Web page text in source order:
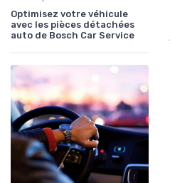
Optimisez votre véhicule
avec les pièces détachées
auto de Bosch Car Service